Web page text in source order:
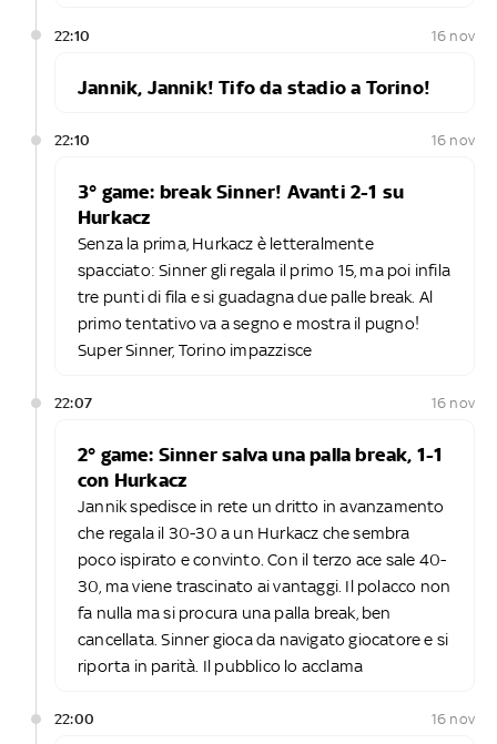
22:10 16 nov
Jannik, Jannik! Tifo da stadio a Torino!
22:10 16 nov
3° game: break Sinner! Avanti 2-1 su
Hurkacz
Senza la prima, Hurkacz è letteralmente
spacciato: Sinner gli regala il primo 15, ma poi infila
tre punti di fila e si guadagna due palle break. Al
primo tentativo va a segno e mostra il pugno!
Super Sinner, Torino impazzisce
22:07 16 nov
2° game: Sinner salva una palla break, 1-1
con Hurkacz
Jannik spedisce in rete un dritto in avanzamento
che regala il 30-30 a un Hurkacz che sembra
poco ispirato e convinto. Con il terzo ace sale 40-
30, ma viene trascinato ai vantaggi. Il polacco non
fa nulla ma si procura una palla break, ben
cancellata. Sinner gioca da navigato giocatore e si
riporta in parità. Il pubblico lo acclama
22:00 16 nov